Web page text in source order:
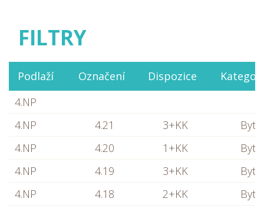
FILTRY
Podlaží Označení Dispozice
4.NP
4.NP
4.21 3+KK
Byt
4.NP
4.20 1+KK
Byt
4.NP
4.19 3+KK
Byt
4.NP
4.18 2+KK Byt